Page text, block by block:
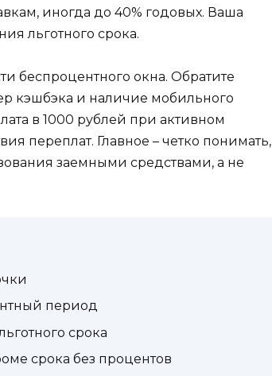
иногда до 40% годовых. Ваша
льготного срока.
беспроцентного окна. Обратите
кэшбэка и наличие мобильного
в 1000 рублей при активном
переплат. Главное – четко понимать,
заемными средствами, а не
период
срока
срока без процентов